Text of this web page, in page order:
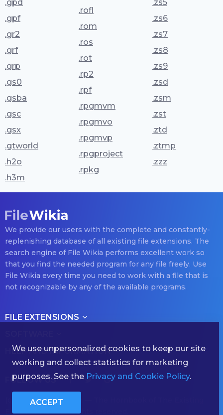
.gpd
.gpf
.gr2
.grf
.grp
.gs0
.gsba
.gsc
.gsx
.gtworld
.h2o
.h3m
.rofl
.rom
.ros
.rot
.rp2
.rpf
.rpgmvm
.rpgmvo
.rpgmvp
.rpgproject
.rpkg
.zs5
.zs6
.zs7
.zs8
.zs9
.zsd
.zsm
.zst
.ztd
.ztmp
.zzz
We provide our users with the complete and constantly-
replenishing database of all existing file extensions. The
search engine of File Wikia performs excellent work so
that you find the needed program for any file freely. Use
File Wikia every time you need to work with a file that is
not recognizable by any of the available programs.
FILE EXTENSIONS
HELP AND INFORMATION
(с) 2026 filewikia.com — The Hornbook of The Existing
File Formats — All rights reserved.
FOLLOW US
We use unpersonalized cookies to keep our site
working and collect statistics for marketing
purposes. See the Privacy and Cookie Policy.
ACCEPT